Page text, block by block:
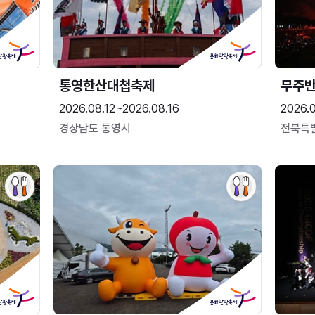
통영한산대첩축제
2026.08.12~2026.08.16
경상남도 통영시
무주
전북특